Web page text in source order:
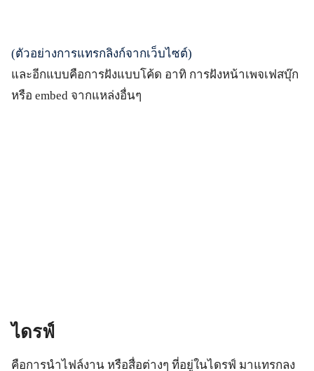
(ตัวอย่างการแทรกลิงก์จากเว็บไซต์)
และอีกแบบคือการฝังแบบโค้ด อาทิ การฝังหน้าเพจเฟสบุ๊ก
หรือ embed จากแหล่งอื่นๆ
ไดรฟ์
คือการนำไฟล์งาน หรือสื่อต่างๆ ที่อยู่ในไดรฟ์ มาแทรกลง